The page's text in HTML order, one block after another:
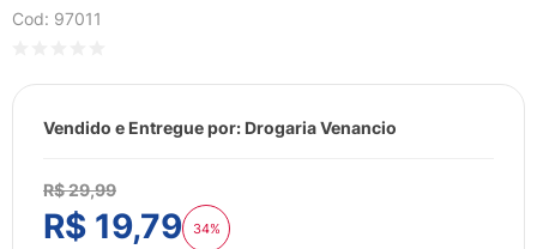
Cod: 97011
Vendido e Entregue por: Drogaria Venancio
R$29,99
R$ 19,79 34%